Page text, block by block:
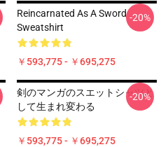
Reincarnated As A Sword
Sweatshirt
￥593,775 - ￥695,275
-20%
剣のマンガのスエットシャツと
して生まれ変わる
￥593,775 - ￥695,275
-20%